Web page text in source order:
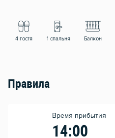
4 гостя 1 спальня Балкон
Правила
Время прибытия
14:00